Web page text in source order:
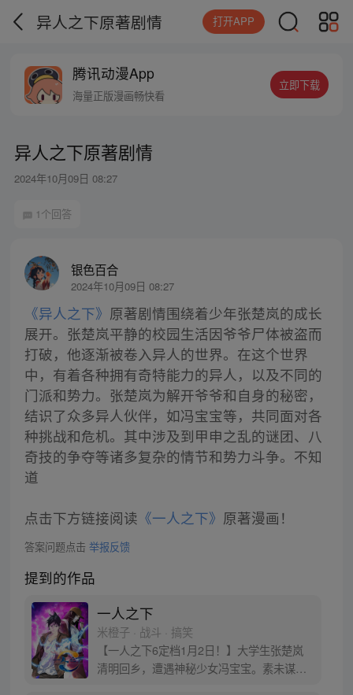
异人之下原著剧情 打开APP
腾讯动漫App
海量正版漫画畅快看
立即下载
异人之下原著剧情
2024年10月09日 08:27
1个回答
银色百合
2024年10月09日 08:27
《异人之下》 原著剧情围绕着少年张楚岚的成长
展开。张楚岚平静的校园生活因爷爷尸体被盗而
打破，他逐渐被卷入异人的世界。在这个世界
中，有着各种拥有奇特能力的异人，以及不同的
门派和势力。张楚岚为解开爷爷和自身的秘密，
结识了众多异人伙伴，如冯宝宝等，共同面对各
种挑战和危机。其中涉及到甲申之乱的谜团、八
奇技的争夺等诸多复杂的情节和势力斗争。不知
道
点击下方链接阅读 《一人之下》 原著漫画！
答案问题点击 举报反馈
提到的作品
一人之下
米橙子 · 战斗 · 搞笑
【一人之下6定档1月2日！】大学生张楚岚
清明回乡，遭遇神秘少女冯宝宝。素未谋面